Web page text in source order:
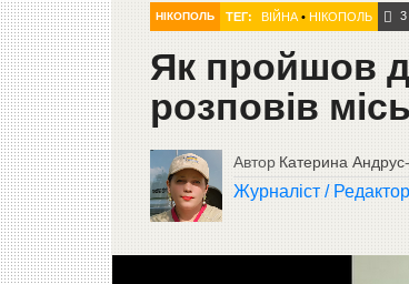
НІКОПОЛЬ ТЕГ: ВІЙНА• НІКОПОЛЬ 3
Як пройшов
розповів
Автор Катерина Андрус-
Журналіст / Редактор